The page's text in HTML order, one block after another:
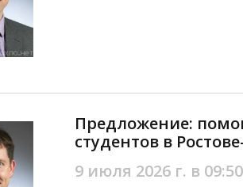
Предложение:
студентов в
9 июля 2026 г. в 09:50